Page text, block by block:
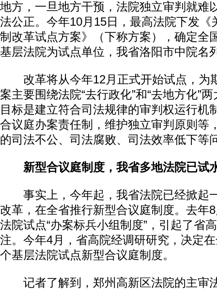
地方，一旦地方干预，法院独立审判就难
法公正。今年10月15日，最高法院下发《
制改革试点方案》（下称方案），确定全
基层法院为试点单位，我省洛阳市中院名
改革将从今年12月正式开始试点，为
案主要围绕法院“去行政化”和“去地方化”
目标是建立符合司法规律的审判权运行机
合议庭办案责任制，维护独立审判原则等
的司法不公、司法腐败、司法效率低下等
新型合议庭制度，我省多地法院已试
事实上，今年起，我省法院已经掀起
改革，在全省推行新型合议庭制度。去年
法院试点“办案标兵小组制度”，引起了省
注。今年4月，省高院经调研研究，决定
个基层法院试点新型合议庭制度。
记者了解到，郑州高新区法院的主审